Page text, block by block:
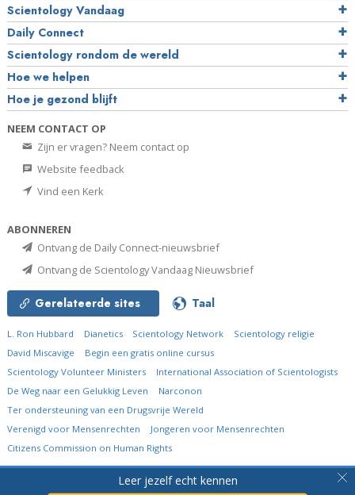
Leer jezelf echt kennen
Scientology Vandaag
Daily Connect
Scientology rondom de wereld
Hoe we helpen
Hoe je gezond blijft
NEEM CONTACT OP
Zijn er vragen? Neem contact op
Website feedback
Vind een Kerk
ABONNEREN
Ontvang de Daily Connect-nieuwsbrief
Ontvang de Scientology Vandaag Nieuwsbrief
Gerelateerde sites Taal
L. Ron Hubbard Dianetics Scientology Network
Scientology religie
David Miscavige
Begin een gratis online cursus
Scientology Volunteer Ministers
International Association of Scientologists
De Weg naar een Gelukkig Leven
Narconon
Ter ondersteuning van een Drugsvrije Wereld
Verenigd voor Mensenrechten
Jongeren voor Mensenrechten
Citizens Commission on Human Rights
Church of Scientology International. Alle rechten voorbehouden.
Cookiebeleid•Gebruiksvoorwaarden •